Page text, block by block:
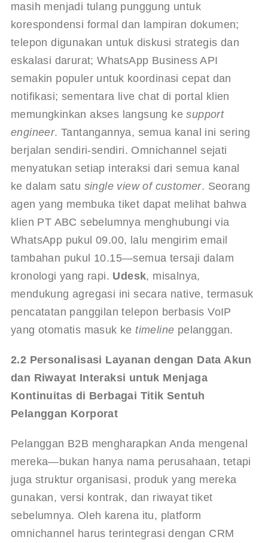
masih menjadi tulang punggung untuk
korespondensi formal dan lampiran dokumen;
telepon digunakan untuk diskusi strategis dan
eskalasi darurat; WhatsApp Business API
semakin populer untuk koordinasi cepat dan
notifikasi; sementara live chat di portal klien
memungkinkan akses langsung ke support
engineer. Tantangannya, semua kanal ini sering
berjalan sendiri-sendiri. Omnichannel sejati
menyatukan setiap interaksi dari semua kanal
ke dalam satu single view of customer. Seorang
agen yang membuka tiket dapat melihat bahwa
klien PT ABC sebelumnya menghubungi via
WhatsApp pukul 09.00, lalu mengirim email
tambahan pukul 10.15—semua tersaji dalam
kronologi yang rapi. Udesk, misalnya,
mendukung agregasi ini secara native, termasuk
pencatatan panggilan telepon berbasis VoIP
yang otomatis masuk ke timeline pelanggan.
2.2 Personalisasi Layanan dengan Data Akun
dan Riwayat Interaksi untuk Menjaga
Kontinuitas di Berbagai Titik Sentuh
Pelanggan Korporat
Pelanggan B2B mengharapkan Anda mengenal
mereka—bukan hanya nama perusahaan, tetapi
juga struktur organisasi, produk yang mereka
gunakan, versi kontrak, dan riwayat tiket
sebelumnya. Oleh karena itu, platform
omnichannel harus terintegrasi dengan CRM